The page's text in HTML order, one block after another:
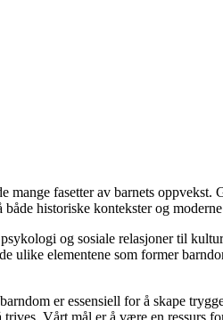
fasetter av barnets
historiske kontekster og
og sosiale relasjoner til
ulike elementene som former
er essensiell for å skape
Vårt mål er å være en ressurs